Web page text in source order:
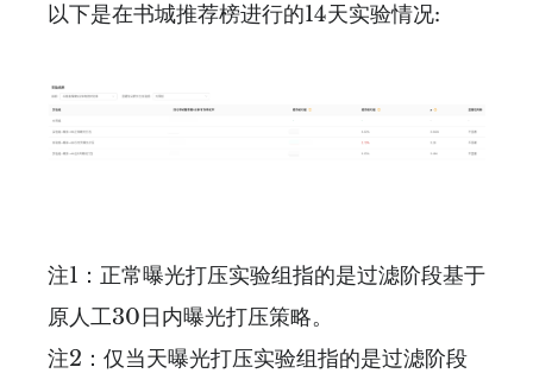
以下是在书城推荐榜进行的14天实验情况:
注1：正常曝光打压实验组指的是过滤阶段基于
原人工30日内曝光打压策略。
注2：仅当天曝光打压实验组指的是过滤阶段